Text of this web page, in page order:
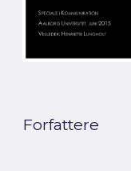
Forfattere